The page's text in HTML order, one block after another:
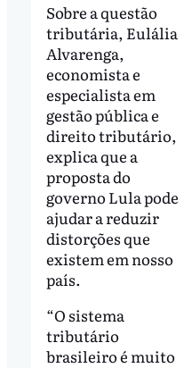
Sobre a questão
tributária, Eulália
Alvarenga,
economista e
especialista em
gestão pública e
direito tributário,
explica que a
proposta do
governo Lula pode
ajudar a reduzir
distorções que
existem em nosso
país.
“O sistema
tributário
brasileiro é muito